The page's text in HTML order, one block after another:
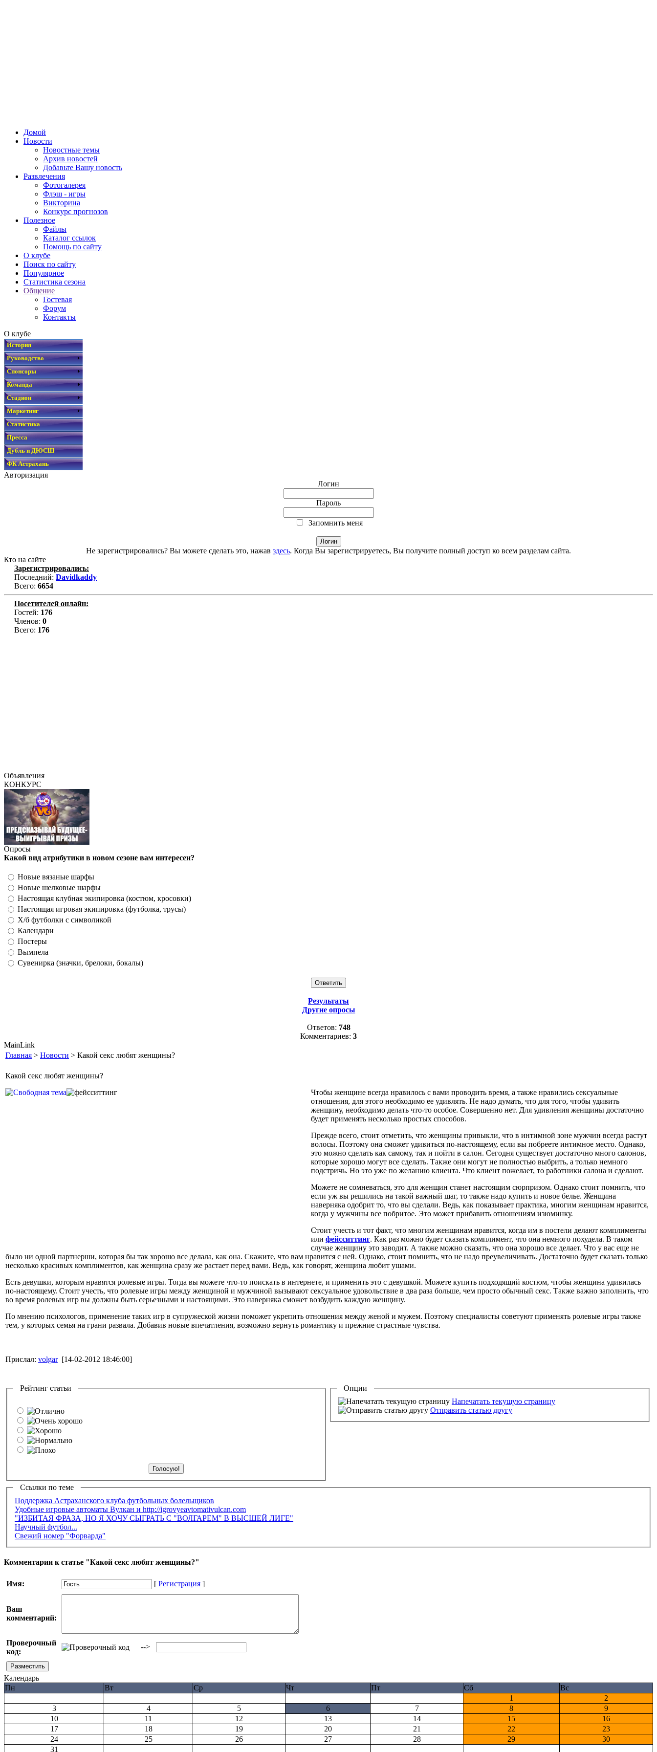
Домой
Новости
Новостные темы
Архив новостей
Добавьте Вашу новость
Развлечения
Фотогалерея
Флэш - игры
Викторина
Конкурс прогнозов
Полезное
Файлы
Каталог ссылок
Помощь по сайту
О клубе
Поиск по сайту
Популярное
Статистика сезона
Общение
Гостевая
Форум
Контакты
О клубе
История
Руководство
Спонсоры
Команда
Стадион
Маркетинг
Статистика
Пресса
Дубль и ДЮСШ
ФК Астрахань
Авторизация
Логин
Пароль
Запомнить меня
Не зарегистрировались? Вы можете сделать это, нажав здесь. Когда Вы зарегистрируетесь, Вы получите полный доступ ко всем разделам сайта.
Кто на сайте
Зарегистрировались:
Последний: Davidkaddy
Всего: 6654
Посетителей онлайн:
Гостей: 176
Членов: 0
Всего: 176
Объявления
КОНКУРС
Опросы
Какой вид атрибутики в новом сезоне вам интересен?
Новые вязаные шарфы
Новые шелковые шарфы
Настоящая клубная экипировка (костюм, кросовки)
Настоящая игровая экипировка (футболка, трусы)
Х/б футболки с символикой
Календари
Постеры
Вымпела
Сувенирка (значки, брелоки, бокалы)
Результаты
Другие опросы
Ответов: 748
Комментариев: 3
MainLink
Главная > Новости > Какой секс любят женщины?
Какой секс любят женщины?
Чтобы женщине всегда нравилось с вами проводить время, а также нравились сексуальные
отношения, для этого необходимо ее удивлять. Не надо думать, что для того, чтобы удивить
женщину, необходимо делать что-то особое. Совершенно нет. Для удивления женщины достаточно
будет применять несколько простых способов.
Прежде всего, стоит отметить, что женщины привыкли, что в интимной зоне мужчин всегда растут
волосы. Поэтому она сможет удивиться по-настоящему, если вы побреете интимное место. Однако,
это можно сделать как самому, так и пойти в салон. Сегодня существует достаточно много салонов,
которые хорошо могут все сделать. Также они могут не полностью выбрить, а только немного
подстричь. Но это уже по желанию клиента. Что клиент пожелает, то работники салона и сделают.
Можете не сомневаться, это для женщин станет настоящим сюрпризом. Однако стоит помнить, что
если уж вы решились на такой важный шаг, то также надо купить и новое белье. Женщина
наверняка одобрит то, что вы сделали. Ведь, как показывает практика, многим женщинам нравится,
когда у мужчины все побритое. Это может прибавить отношениям изюминку.
Стоит учесть и тот факт, что многим женщинам нравится, когда им в постели делают комплименты
или фейсситтинг. Как раз можно будет сказать комплимент, что она немного похудела. В таком
случае женщину это заводит. А также можно сказать, что она хорошо все делает. Что у вас еще не
было ни одной партнерши, которая бы так хорошо все делала, как она. Скажите, что вам нравится с ней. Однако, стоит помнить, что не надо преувеличивать. Достаточно будет сказать только
несколько красивых комплиментов, как женщина сразу же растает перед вами. Ведь, как говорят, женщина любит ушами.
Есть девушки, которым нравятся ролевые игры. Тогда вы можете что-то поискать в интернете, и применить это с девушкой. Можете купить подходящий костюм, чтобы женщина удивилась
по-настоящему. Стоит учесть, что ролевые игры между женщиной и мужчиной вызывают сексуальное удовольствие в два раза больше, чем просто обычный секс. Также важно заполнить, что
во время ролевых игр вы должны быть серьезными и настоящими. Это наверняка сможет возбудить каждую женщину.
По мнению психологов, применение таких игр в супружеской жизни поможет укрепить отношения между женой и мужем. Поэтому специалисты советуют применять ролевые игры также
тем, у которых семья на грани развала. Добавив новые впечатления, возможно вернуть романтику и прежние страстные чувства.
Прислал: volgar [14-02-2012 18:46:00]
Рейтинг статьи
Опции
Напечатать текущую страницу
Отправить статью другу
Ссылки по теме
Поддержка Астраханского клуба футбольных болельщиков
Удобные игровые автоматы Вулкан и http://igrovyeavtomativulcan.com
"ИЗБИТАЯ ФРАЗА, НО Я ХОЧУ СЫГРАТЬ С "ВОЛГАРЕМ" В ВЫСШЕЙ ЛИГЕ"
Научный футбол...
Свежий номер "Форварда"
Комментарии к статье "Какой секс любят женщины?"
Имя: [ Регистрация ]
Ваш
комментарий:
Проверочный
код:
-->
Календарь
Пн
Вт Ср Чт Пт Сб
Вс
1
2
3
4 5 6 7 8
9
10
11 12 13 14 15
16
17
18 19 20 21 22
23
24
25 26 27 28 29
30
31